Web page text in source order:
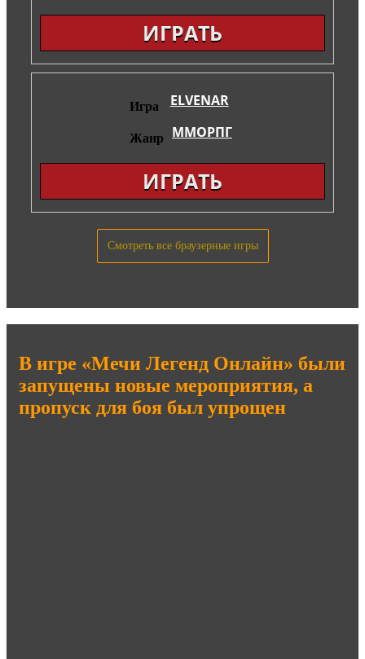
ИГРАТЬ
Игра ELVENAR
Жанр ММОРПГ
ИГРАТЬ
Смотреть все браузерные игры
В игре «Мечи Легенд Онлайн» были
запущены новые мероприятия, а
пропуск для боя был упрощен